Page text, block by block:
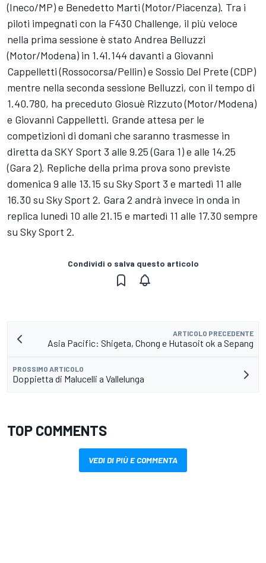
(Ineco/MP) e Benedetto Marti (Motor/Piacenza). Tra i
piloti impegnati con la F430 Challenge, il più veloce
nella prima sessione è stato Andrea Belluzzi
(Motor/Modena) in 1.41.144 davanti a Giovanni
Cappelletti (Rossocorsa/Pellin) e Sossio Del Prete (CDP)
mentre nella seconda sessione Belluzzi, con il tempo di
1.40.780, ha preceduto Giosuè Rizzuto (Motor/Modena)
e Giovanni Cappelletti. Grande attesa per le
competizioni di domani che saranno trasmesse in
diretta da SKY Sport 3 alle 9.25 (Gara 1) e alle 14.25
(Gara 2). Repliche della prima prova sono previste
domenica 9 alle 13.15 su Sky Sport 3 e martedì 11 alle
16.30 su Sky Sport 2. Gara 2 andrà invece in onda in
replica lunedì 10 alle 21.15 e martedì 11 alle 17.30 sempre
su Sky Sport 2.
Condividi o salva questo articolo
ARTICOLO PRECEDENTE
Asia Pacific: Shigeta, Chong e Hutasoit ok a Sepang
PROSSIMO ARTICOLO
Doppietta di Malucelli a Vallelunga
TOP COMMENTS
VEDI DI PIÙ E COMMENTA